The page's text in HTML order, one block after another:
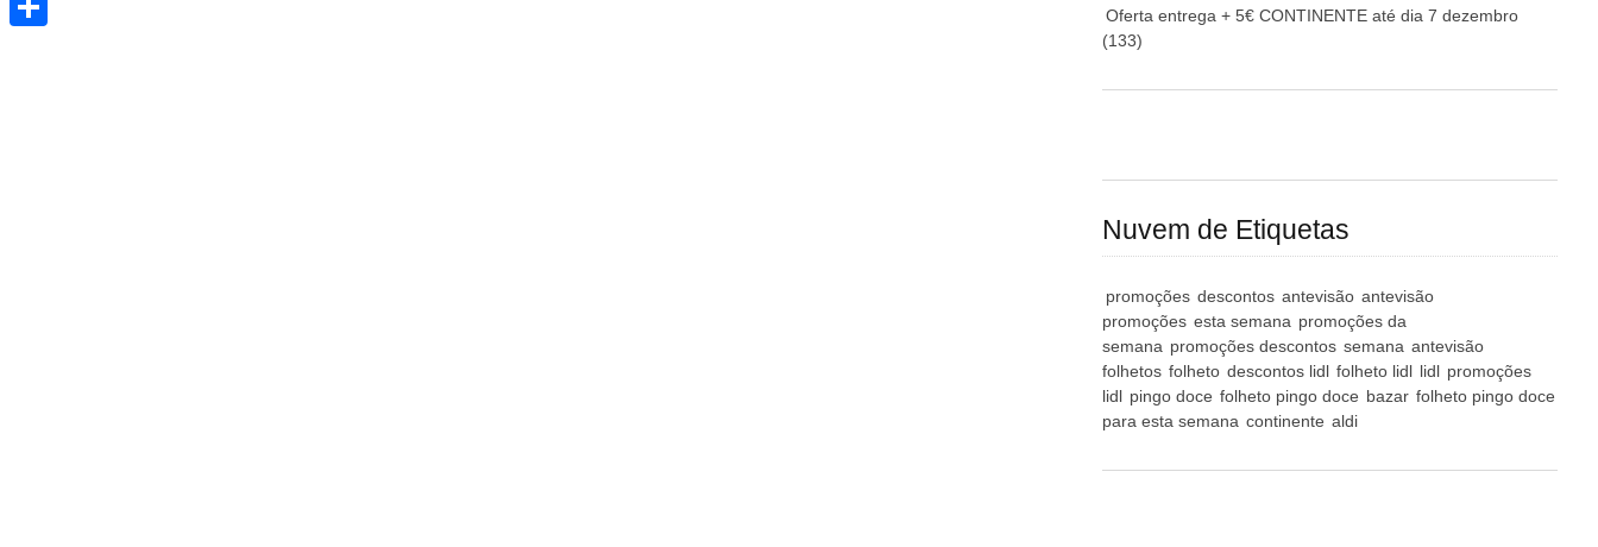
Oferta entrega + 5€ CONTINENTE até dia 7 dezembro
(133)
Nuvem de Etiquetas
promoções descontos antevisão antevisão
promoções esta semana promoções da
semana promoções descontos semana antevisão
folhetos folheto descontos lidl folheto lidl lidl promoções
lidl pingo doce folheto pingo doce bazar folheto pingo doce
para esta semana continente aldi